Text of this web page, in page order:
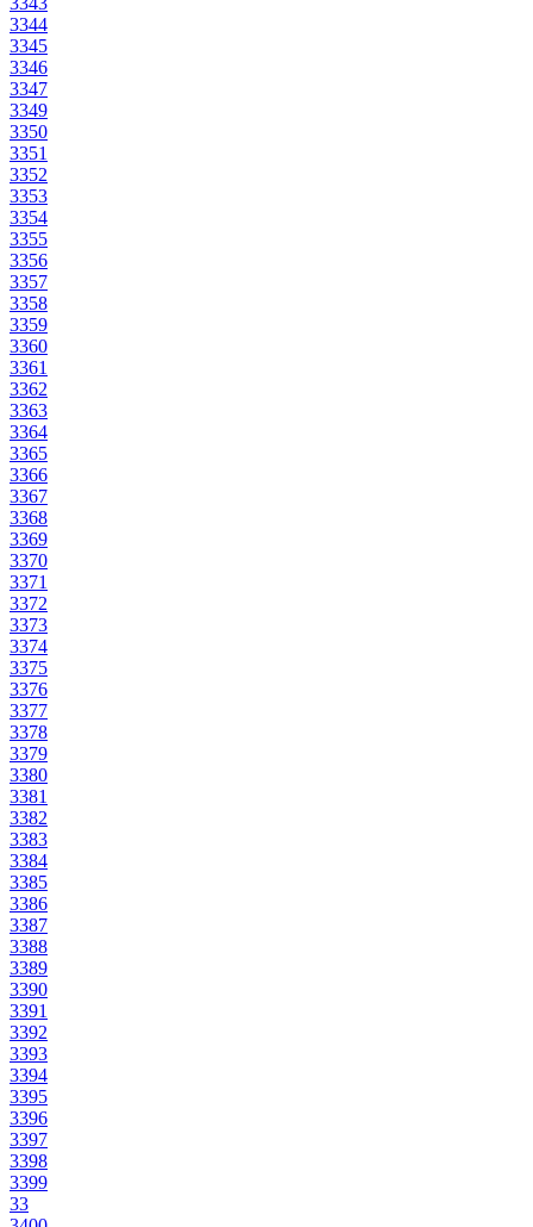
3344
3345
3346
3347
3349
3350
3351
3352
3353
3354
3355
3356
3357
3358
3359
3360
3361
3362
3363
3364
3365
3366
3367
3368
3369
3370
3371
3372
3373
3374
3375
3376
3377
3378
3379
3380
3381
3382
3383
3384
3385
3386
3387
3388
3389
3390
3391
3392
3393
3394
3395
3396
3397
3398
3399
33